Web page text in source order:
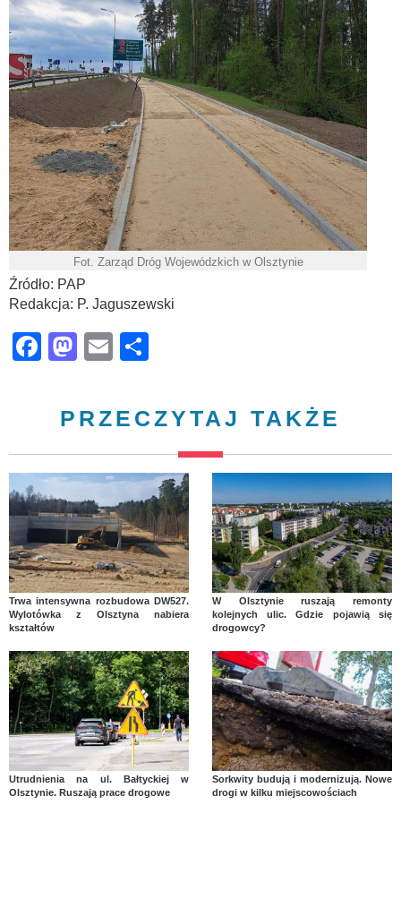
Fot. Zarząd Dróg Wojewódzkich w Olsztynie
Źródło: PAP
Redakcja: P. Jaguszewski
Facebook
Mastodon
Email
PRZECZYTAJ TAKŻE
Trwa intensywna rozbudowa DW527.
Wylotówka z Olsztyna nabiera
kształtów
W Olsztynie ruszają remonty
kolejnych ulic. Gdzie pojawią się
drogowcy?
Utrudnienia na ul. Bałtyckiej w
Olsztynie. Ruszają prace drogowe
Sorkwity budują i modernizują. Nowe
drogi w kilku miejscowościach